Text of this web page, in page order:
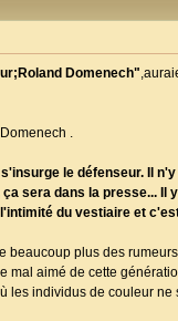
Domenech"
.
le défenseur. Il n'y
sera dans la presse... Il
du vestiaire et
beaucoup plus des
mal aimé de cette
les individus de couleur ne